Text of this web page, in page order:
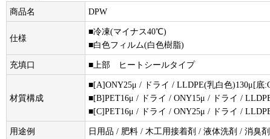
商品名
DPW
仕様
■冷凍(マイナス40℃)
■白色フィルム(白色樹脂)
充填口 ■上部 ヒートシールタイプ
材質構成
■[A]ONY25μ / ドライ / LLDPE(乳白色)130μ[底
■[B]PET16μ / ドライ / ONY15μ / ドライ /
■[C]PET16μ / ドライ / ONY25μ / ドライ /
用途例 日用品 / 肥料 / 木工用接着剤 / 液体洗剤 / 消臭